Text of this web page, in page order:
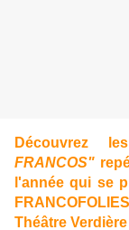
Découvrez
FRANCOS"
l'année qui se
Théâtre